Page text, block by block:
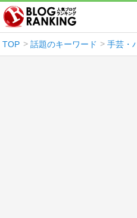
TOP 話題のキーワード 手芸・